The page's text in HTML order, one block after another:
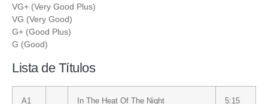
VG+ (Very Good Plus)
VG (Very Good)
G+ (Good Plus)
G (Good)
Lista de Títulos
A1 In The Heat Of The Night 5:15